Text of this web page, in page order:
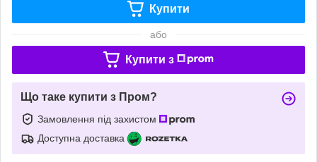
Купити
або
Купити з
Що таке купити з Пром?
Замовлення під захистом
Доступна доставка